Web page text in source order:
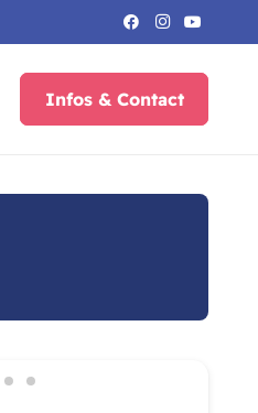
Infos & Contact